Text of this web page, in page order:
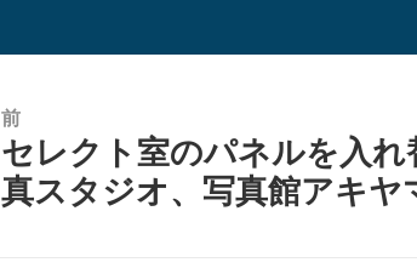
前
前
の
セレクト室のパネルを入
真スタジオ、写真館アキヤ